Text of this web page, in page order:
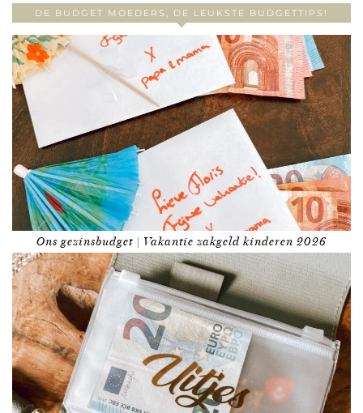
DE BUDGET MOEDERS, DE LEUKSTE BUDGETTIPS!
Ons gezinsbudget | Vakantie zakgeld kinderen 2026